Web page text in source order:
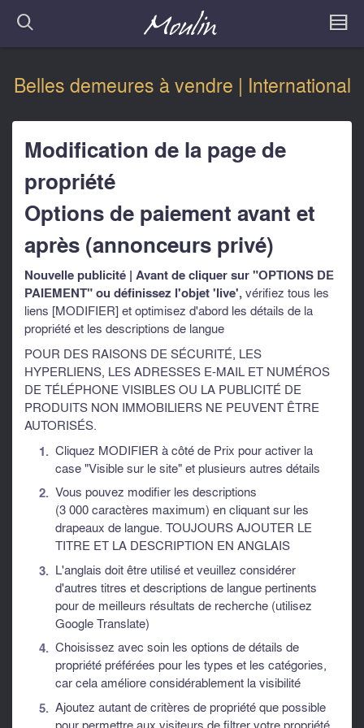
Belles demeures à vendre | International
Modification de la page de
propriété
Options de paiement avant et
après (annonceurs privé)
Nouvelle publicité | Avant de cliquer sur "OPTIONS DE
PAIEMENT" ou définissez l'objet 'live',vérifiez tous les
liens [MODIFIER] et optimisez d'abord les détails de la
propriété et les descriptions de langue
POUR DES RAISONS DE SÉCURITÉ, LES
HYPERLIENS, LES ADRESSES E-MAIL ET NUMÉROS
DE TÉLÉPHONE VISIBLES OU LA PUBLICITÉ DE
PRODUITS NON IMMOBILIERS NE PEUVENT ÊTRE
AUTORISÉS.
Cliquez MODIFIER à côté de Prix pour activer la
case "Visible sur le site" et plusieurs autres détails
Vous pouvez modifier les descriptions
(3 000 caractères maximum) en cliquant sur les
drapeaux de langue. TOUJOURS AJOUTER LE
TITRE ET LA DESCRIPTION EN ANGLAIS
L'anglais doit être utilisé et veuillez considérer
d'autres titres et descriptions de langue pertinents
pour de meilleurs résultats de recherche (utilisez
Google Translate)
Choisissez avec soin les options de détails de
propriété préférées pour les types et les catégories,
car cela améliore considérablement la visibilité
Ajoutez autant de critères de propriété que possible